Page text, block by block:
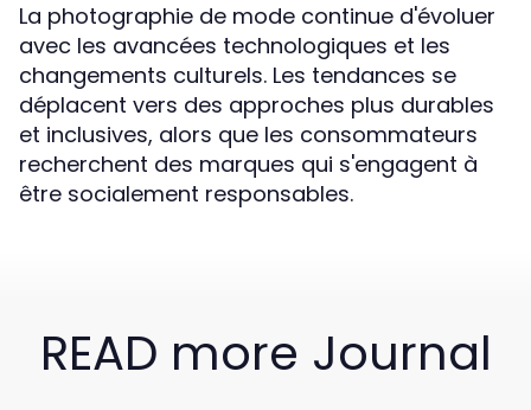
La photographie de mode continue d'évoluer
avec les avancées technologiques et les
changements culturels. Les tendances se
déplacent vers des approches plus durables
et inclusives, alors que les consommateurs
recherchent des marques qui s'engagent à
être socialement responsables.
READ more Journal